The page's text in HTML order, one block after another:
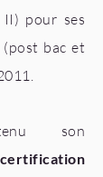
II) pour ses
bac et
son
certification